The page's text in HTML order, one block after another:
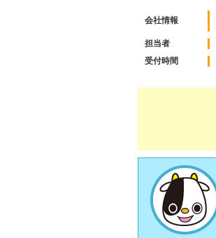
会社情報
担当者
受付時間